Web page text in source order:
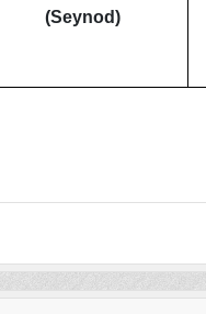
(Seynod)